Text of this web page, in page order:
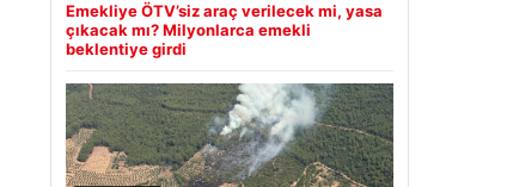
Emekliye ÖTV’siz araç verilecek mi, yasa
çıkacak mı? Milyonlarca emekli
beklentiye girdi